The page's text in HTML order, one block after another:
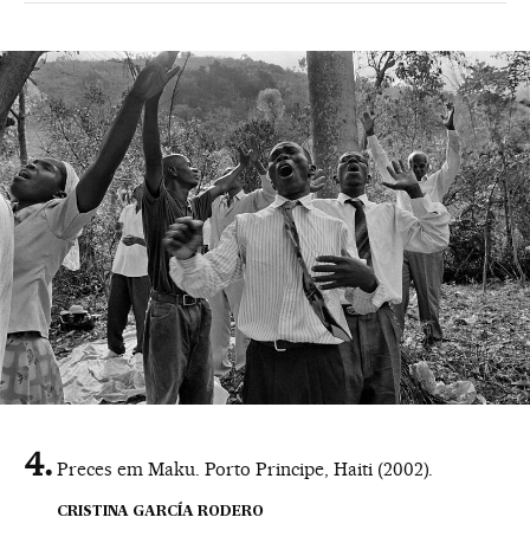
Preces em Maku. Porto Principe, Haiti (2002).
CRISTINA GARCÍA RODERO